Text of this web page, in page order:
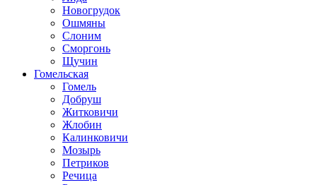
Новогрудок
Ошмяны
Слоним
Сморгонь
Щучин
Гомельская
Гомель
Добруш
Житковичи
Жлобин
Калинковичи
Мозырь
Петриков
Речица